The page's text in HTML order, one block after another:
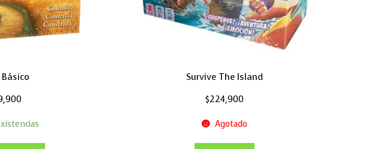
Survive The Island
$224,900
Agotado